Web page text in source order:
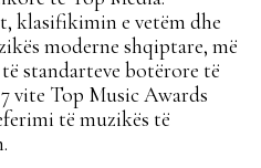
klasifikimin e vetëm dhe
moderne shqiptare, më
standarteve botërore të
vite Top Music Awards
të muzikës të